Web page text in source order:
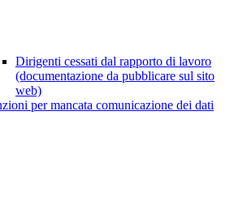
Dirigenti cessati dal rapporto di lavoro
(documentazione da pubblicare sul sito
web)
per mancata comunicazione dei dati